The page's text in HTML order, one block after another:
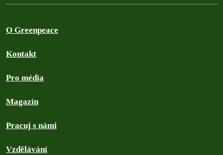
O Greenpeace
Kontakt
Pro média
Magazín
Pracuj s námi
Vzdělávání